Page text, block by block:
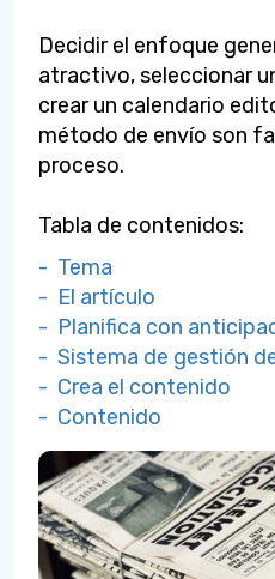
Decidir el enfoque
atractivo, seleccionar
crear un calendario
método de envío son
proceso.
Tabla de contenidos:
- Tema
- El artículo
- Planifica con
- Sistema de gestión
- Crea el contenido
- Contenido